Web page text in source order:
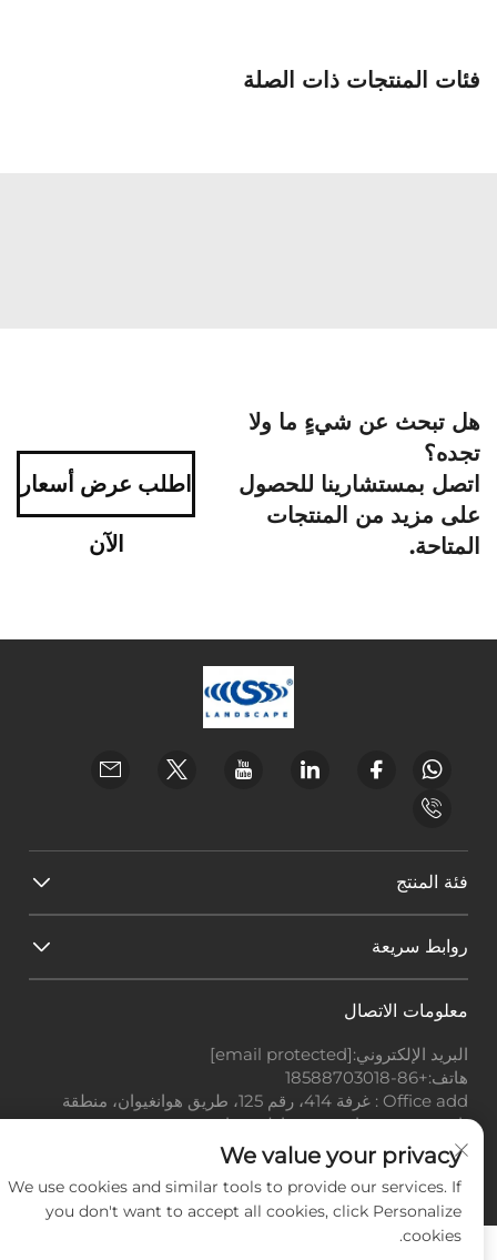
فئات المنتجات ذات الصلة
هل تبحث عن شيءٍ ما ولا
تجده؟
اتصل بمستشارينا للحصول
على مزيد من المنتجات
المتاحة.
اطلب عرض أسعار
الآن
فئة المنتج
روابط سريعة
معلومات الاتصال
البريد الإلكتروني:[email protected]
هاتف:+86-18588703018
Office add : غرفة 414، رقم 125، طريق هوانغيوان، منطقة
باييون، مدينة قوانغتشو، مقاطعة قوانغدونغ
حقوق النشر © شركة قوانغتشو لاندسكيب للتكنولوجيا
المحدودة، جميع الحقوق محفوظة. -سياسة الخصوصية-المدونة
We value your privacy
We use cookies and similar tools to provide our services. If
you don't want to accept all cookies, click Personalize
cookies.